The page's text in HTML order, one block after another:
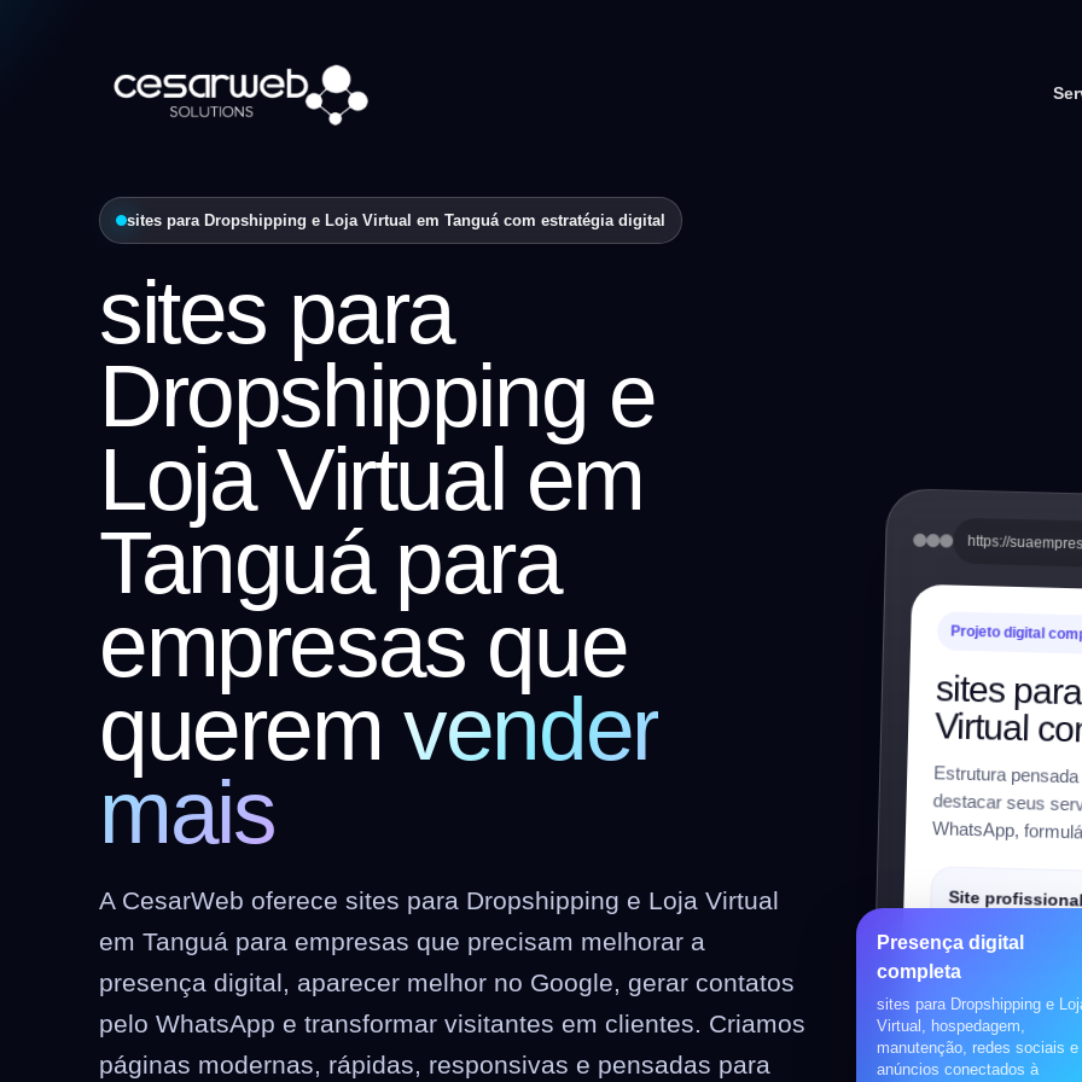
sites para Dropshipping e Loja Virtual em Tanguá com estratégia digital
sites para
Dropshipping e
Loja Virtual em
Tanguá para
empresas que
queremvender
mais
A CesarWeb oferece sites para Dropshipping e Loja Virtual
em Tanguá para empresas que precisam melhorar a
presença digital, aparecer melhor no Google, gerar contatos
pelo WhatsApp e transformar visitantes em clientes. Criamos
páginas modernas, rápidas, responsivas e pensadas para
https://
Projeto digital
sites
Virtual
Estrutura
destacar seus
WhatsApp,
Site profissional
Institucional,
preparado para SEO.
Loja virtual
WooCommerce,
pagamentos, frete e
Presença digital
completa
sites para Dropshipping e
Virtual, hospedagem,
manutenção, redes sociais e
anúncios conectados à